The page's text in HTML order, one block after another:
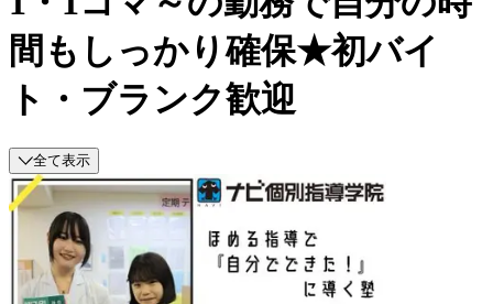
間もしっかり確保★初バイ
ト・ブランク歓迎
全て表示